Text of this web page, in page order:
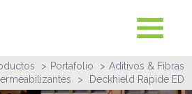
Portafolio
Aditivos & Fibras
Deckhield Rapide ED